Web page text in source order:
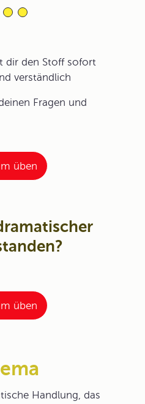
dir den Stoff sofort
verständlich
Fragen und
üben
üben
Handlung, das